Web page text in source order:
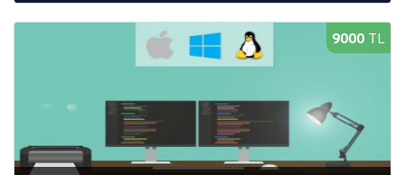
Kategori:Web Programlama
Yeni Açılacak Gruplar
9000 TL